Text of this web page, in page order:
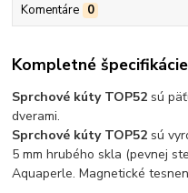
Komentáre 0
Kompletné špecifikácie
Sprchové kúty TOP52 sú
dverami.
Sprchové kúty TOP52 sú
5 mm hrubého skla (pevnej
Aquaperle. Magnetické